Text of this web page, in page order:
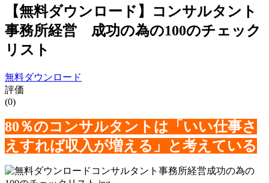
【無料ダウンロード】コンサルタント
事務所経営 成功の為の100のチェック
リスト
無料ダウンロード
評価
(0)
80％のコンサルタントは「いい仕事さ
えすれば収入が増える」と考えている